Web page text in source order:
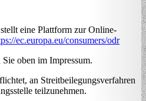
eine Plattform zur Online-
ec.europa.eu/consumers/odr
oben im Impressum.
an Streitbeilegungsverfahren
teilzunehmen.